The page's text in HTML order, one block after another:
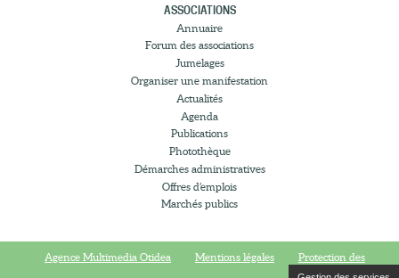
ASSOCIATIONS
Annuaire
Forum des associations
Jumelages
Organiser une manifestation
Actualités
Agenda
Publications
Photothèque
Démarches administratives
Offres d’emplois
Marchés publics
Agence Multimedia Otidea Mentions légales Protection des